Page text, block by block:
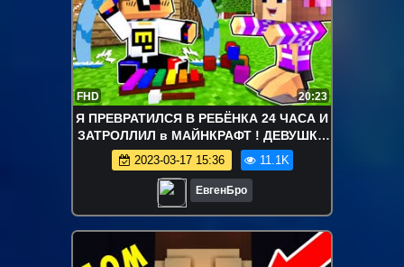
FHD 20:23
Я ПРЕВРАТИЛСЯ В РЕБЁНКА 24 ЧАСА И
ЗАТРОЛЛИЛ в МАЙНКРАФТ ! ДЕВУШКА
НУБ И ПРО ВИДЕО ТРОЛЛИНГ
MINECRAFT
2023-03-17 15:36 11.1K
ЕвгенБро